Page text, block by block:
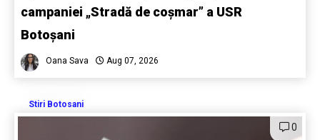
campaniei „Stradă de coșmar” a USR
Botoșani
Oana Sava Aug 07, 2026
Stiri Botosani
0